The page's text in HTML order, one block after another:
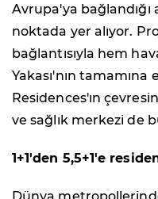
Avrupa'ya bağlandığı
noktada yer alıyor.
bağlantısıyla hem
Yakası'nın tamamına
Residences'ın
ve sağlık merkezi de
1+1'den 5,5+1'e